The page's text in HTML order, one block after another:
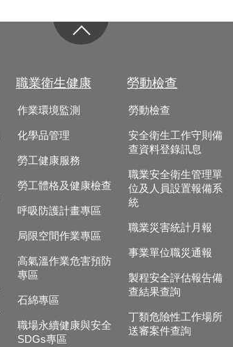
職業衛生健康
作業環境監測
化學品管理
勞工健康服務
勞工體格及健康檢查
呼吸防護計畫專區
局限空間作業專區
高氣溫作業危害預防
專區
石綿專區
職場永續健康與安全
SDGs專區
勞動檢查
勞動檢查
安全衛生工作守則備
查資料登錄訊息
職業安全衛生管理單
位及人員設置報備系
統
職業災害統計月報
事業單位職災通報
製程安全評估報告備
查結果查詢
丁類危險性工作場所
送審案件查詢